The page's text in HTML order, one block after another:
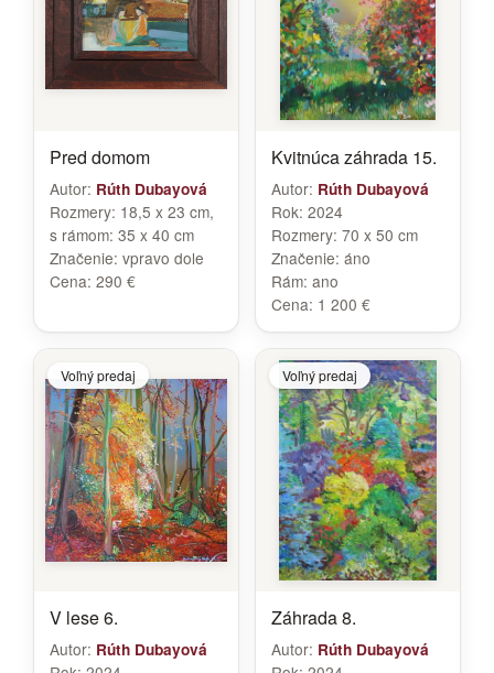
Pred domom
Autor: Rúth Dubayová
Rozmery: 18,5 x 23 cm,
s rámom: 35 x 40 cm
Značenie: vpravo dole
Cena: 290 €
Kvitnúca záhrada 15.
Autor: Rúth Dubayová
Rok: 2024
Rozmery: 70 x 50 cm
Značenie: áno
Rám: ano
Cena: 1 200 €
Voľný predaj
V lese 6.
Autor: Rúth Dubayová
Voľný predaj
Záhrada 8.
Autor: Rúth Dubayová